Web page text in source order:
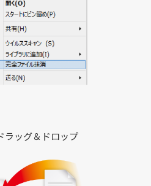
ラッグ＆ドロップ